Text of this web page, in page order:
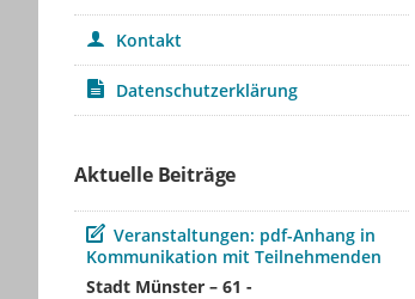
Kontakt
Datenschutzerklärung
Aktuelle Beiträge
Beitrag
Veranstaltungen: pdf-Anhang in
Kommunikation mit Teilnehmenden
Stadt Münster – 61 -